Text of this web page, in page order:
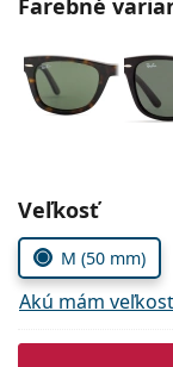
Persol
Prada
Všetky značky
Zvoľte
Veľkosť
M (50 mm)
Akú mám